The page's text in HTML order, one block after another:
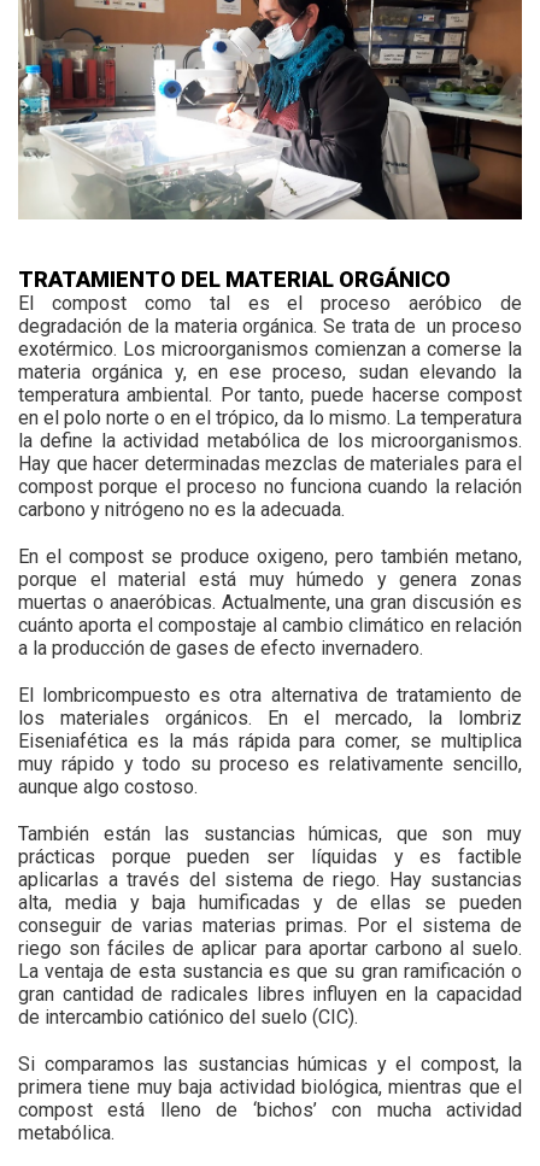
TRATAMIENTO DEL MATERIAL ORGÁNICO
El compost como tal es el proceso aeróbico de
degradación de la materia orgánica. Se trata de un proceso
exotérmico. Los microorganismos comienzan a comerse la
materia orgánica y, en ese proceso, sudan elevando la
temperatura ambiental. Por tanto, puede hacerse compost
en el polo norte o en el trópico, da lo mismo. La temperatura
la define la actividad metabólica de los microorganismos.
Hay que hacer determinadas mezclas de materiales para el
compost porque el proceso no funciona cuando la relación
carbono y nitrógeno no es la adecuada.
En el compost se produce oxigeno, pero también metano,
porque el material está muy húmedo y genera zonas
muertas o anaeróbicas. Actualmente, una gran discusión es
cuánto aporta el compostaje al cambio climático en relación
a la producción de gases de efecto invernadero.
El lombricompuesto es otra alternativa de tratamiento de
los materiales orgánicos. En el mercado, la lombriz
Eiseniafética es la más rápida para comer, se multiplica
muy rápido y todo su proceso es relativamente sencillo,
aunque algo costoso.
También están las sustancias húmicas, que son muy
prácticas porque pueden ser líquidas y es factible
aplicarlas a través del sistema de riego. Hay sustancias
alta, media y baja humificadas y de ellas se pueden
conseguir de varias materias primas. Por el sistema de
riego son fáciles de aplicar para aportar carbono al suelo.
La ventaja de esta sustancia es que su gran ramificación o
gran cantidad de radicales libres influyen en la capacidad
de intercambio catiónico del suelo (CIC).
Si comparamos las sustancias húmicas y el compost, la
primera tiene muy baja actividad biológica, mientras que el
compost está lleno de ‘bichos’ con mucha actividad
metabólica.